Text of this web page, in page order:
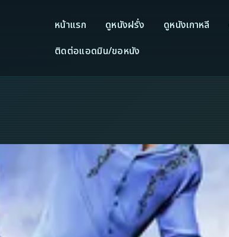
หน้าแรก ดูหนังฝรั่ง ดูหนังเกาหลี
ติดต่อแอดมิน/ขอหนัง